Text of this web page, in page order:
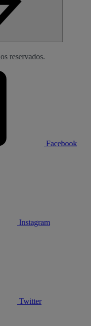
reservados.
Facebook
Instagram
Twitter